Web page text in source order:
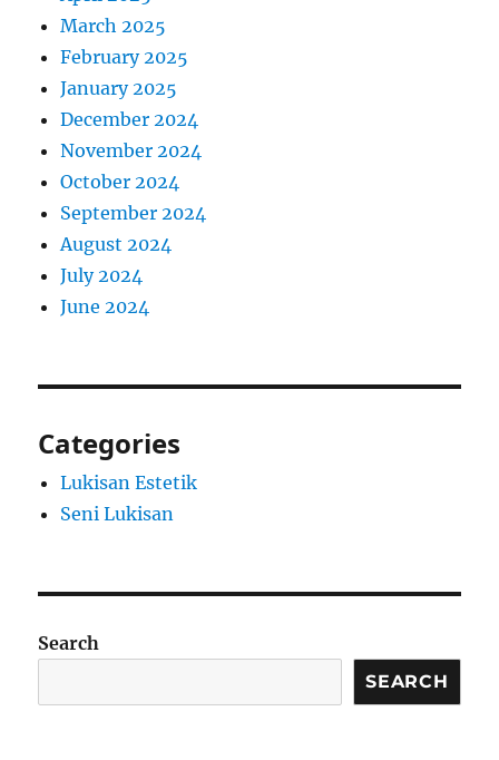
March 2025
February 2025
January 2025
December 2024
November 2024
October 2024
September 2024
August 2024
July 2024
June 2024
Categories
Lukisan Estetik
Seni Lukisan
Search
SEARCH